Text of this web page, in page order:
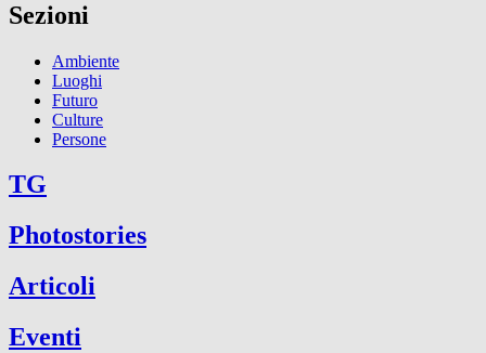
Sezioni
Ambiente
Luoghi
Futuro
Culture
Persone
TG
Photostories
Articoli
Eventi